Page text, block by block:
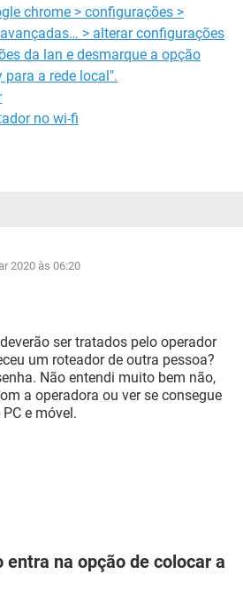
chrome > configurações >
> alterar configurações
da lan e desmarque a opção
para a rede local".
no wi-fi
2020 às 06:20
ser tratados pelo operador
um roteador de outra pessoa?
Não entendi muito bem não,
a operadora ou ver se consegue
e móvel.
na opção de colocar a